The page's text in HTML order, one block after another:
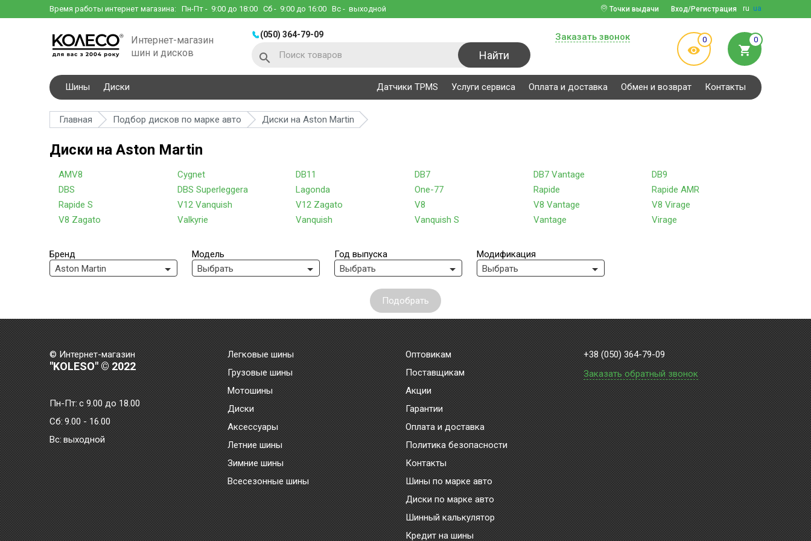
Время работы интернет магазина: Пн-Пт - 9:00 до 18:00 Сб - 9:00 до 16:00 Вс - выходной ru ua
Вход/Регистрация
Точки выдачи
Интернет-магазин
шин и дисков
(050) 364-79-09
Найти
Заказать звонок 0 0
Шины Диски Датчики TPMS Услуги сервиса Оплата и доставка Обмен и возврат Контакты
Главная Подбор дисков по марке авто Диски на Aston Martin
Диски на Aston Martin
AMV8 Cygnet DB11 DB7 DB7 Vantage
DB9
DBS
DBS Superleggera Lagonda One-77 Rapide
Rapide AMR
Rapide S
V12 Vanquish V12 Zagato V8 V8 Vantage
V8 Virage
V8 Zagato
Valkyrie Vanquish Vanquish S Vantage Virage
Бренд
Aston Martin
Модель
Выбрать
Год выпуска
Выбрать
Модификация
Выбрать
Подобрать
© Интернет-магазин
"KOLESO" © 2022
Пн-Пт:с 9.00 до 18.00
Сб: 9.00 - 16.00
Bc: выходной
Легковые шины
Грузовые шины
Мотошины
Диски
Аксессуары
Летние шины
Зимние шины
Всесезонные шины
Оптовикам
Поставщикам
Акции
Гарантии
Оплата и доставка
Политика безопасности
Контакты
Шины по марке авто
Диски по марке авто
Шинный калькулятор
Кредит на шины
+38 (050) 364-79-09
Заказать обратный звонок